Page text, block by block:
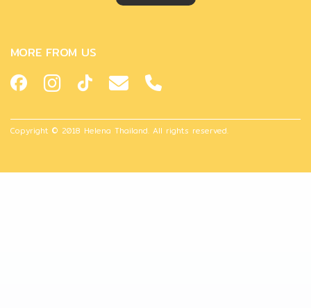
MORE FROM US
Copyright © 2018 Helena Thailand. All rights reserved.